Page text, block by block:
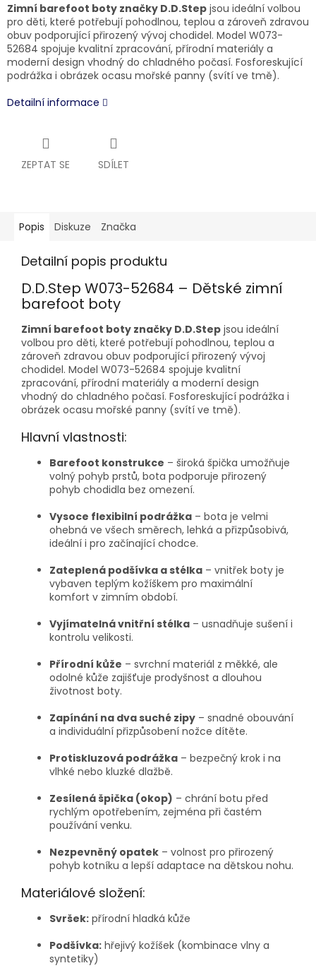
Zimní barefoot boty značky D.D.Step jsou ideální volbou
pro děti, které potřebují pohodlnou, teplou a zároveň zdravou
obuv podporující přirozený vývoj chodidel. Model W073-
52684 spojuje kvalitní zpracování, přírodní materiály a
moderní design vhodný do chladného počasí. Fosforeskující
podrážka i obrázek ocasu mořské panny (svítí ve tmě).
Detailní informace
ZEPTAT SE SDÍLET
Popis Diskuze Značka
Detailní popis produktu
D.D.Step W073-52684 – Dětské zimní
barefoot boty
Zimní barefoot boty značky D.D.Step jsou ideální
volbou pro děti, které potřebují pohodlnou, teplou a
zároveň zdravou obuv podporující přirozený vývoj
chodidel. Model W073-52684 spojuje kvalitní
zpracování, přírodní materiály a moderní design
vhodný do chladného počasí. Fosforeskující podrážka i
obrázek ocasu mořské panny (svítí ve tmě).
Hlavní vlastnosti:
Barefoot konstrukce – široká špička umožňuje
volný pohyb prstů, bota podporuje přirozený
pohyb chodidla bez omezení.
Vysoce flexibilní podrážka – bota je velmi
ohebná ve všech směrech, lehká a přizpůsobivá,
ideální i pro začínající chodce.
Zateplená podšívka a stélka – vnitřek boty je
vybaven teplým kožíškem pro maximální
komfort v zimním období.
Vyjímatelná vnitřní stélka – usnadňuje sušení i
kontrolu velikosti.
Přírodní kůže – svrchní materiál z měkké, ale
odolné kůže zajišťuje prodyšnost a dlouhou
životnost boty.
Zapínání na dva suché zipy – snadné obouvání
a individuální přizpůsobení nožce dítěte.
Protiskluzová podrážka – bezpečný krok i na
vlhké nebo kluzké dlažbě.
Zesílená špička (okop) – chrání botu před
rychlým opotřebením, zejména při častém
používání venku.
Nezpevněný opatek – volnost pro přirozený
pohyb kotníku a lepší adaptace na dětskou nohu.
Materiálové složení:
Svršek: přírodní hladká kůže
Podšívka: hřejivý kožíšek (kombinace vlny a
syntetiky)